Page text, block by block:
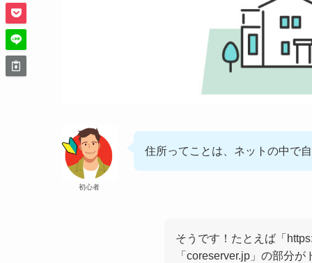
初心者
住所ってことは、ネットの中で
そうです！たとえば「
「coreserver.jp」の部分が